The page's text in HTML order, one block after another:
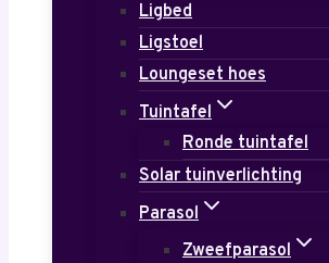
Ligbed
Ligstoel
Loungeset hoes
Tuintafel
Ronde tuintafel
Solar tuinverlichting
Parasol
Zweefparasol